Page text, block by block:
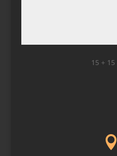
15 + 15
